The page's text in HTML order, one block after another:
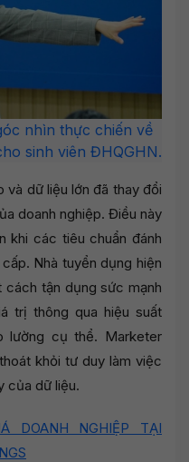
nhìn thực chiến về
sinh viên ĐHQGHN.
và dữ liệu lớn đã thay đổi
doanh nghiệp. Điều này
khi các tiêu chuẩn đánh
Nhà tuyển dụng hiện
cách tận dụng sức mạnh
trị thông qua hiệu suất
cụ thể. Marketer
khỏi tư duy làm việc
của dữ liệu.
DOANH NGHIỆP TẠI